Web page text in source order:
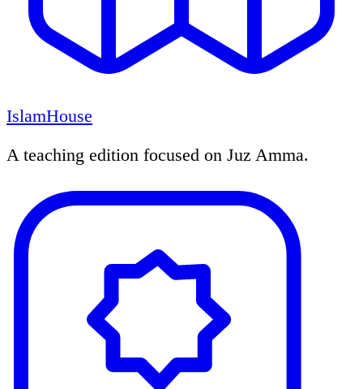
IslamHouse
A teaching edition focused on Juz Amma.